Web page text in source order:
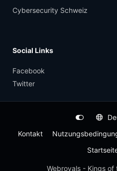
Cybersecurity Schweiz
Social Links
Facebook
Twitter
Kontakt
Webroyals - Kings